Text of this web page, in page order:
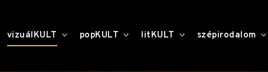
vizuálKULT toggle
child
popKULT toggle
child
litKULT toggle
child
szépirodalom